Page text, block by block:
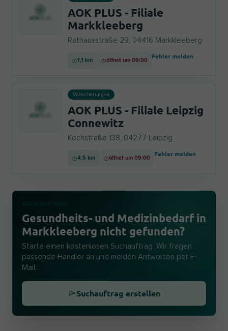
AOK PLUS - Filiale
Markkleeberg
Rathausstraße 29, 04416 Markkleeberg
1,1 km öffnet um 09:00
Fehler melden
Versicherungen
AOK PLUS - Filiale Leipzig
Connewitz
Kochstraße 138, 04277 Leipzig
4,5 km öffnet um 09:00
Fehler melden
Gesundheits- und Medizinbedarf in
Markkleeberg nicht gefunden?
Starte einen kostenlosen Suchauftrag. Wir fragen
passende Händler an und melden Antworten per E-
Mail.
Suchauftrag erstellen